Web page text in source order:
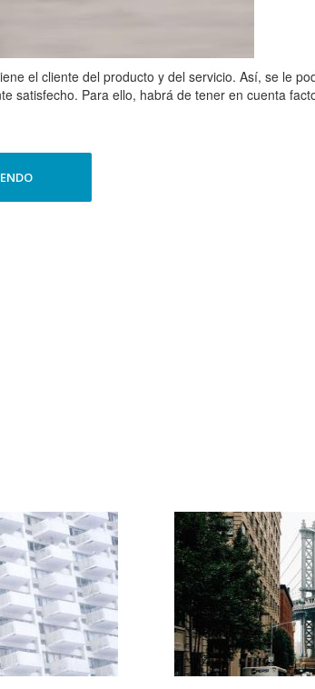
el cliente del producto y del servicio. Así, se le
satisfecho. Para ello, habrá de tener en cuenta